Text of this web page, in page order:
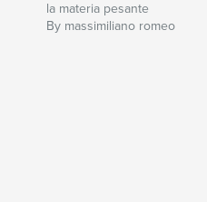
la materia pesante
By massimiliano romeo